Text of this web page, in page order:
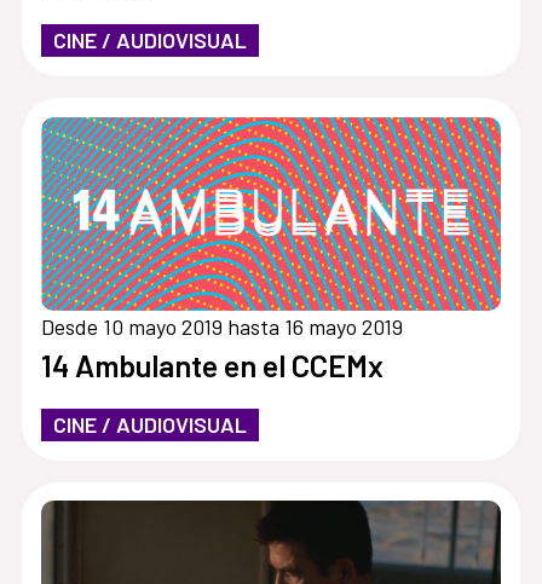
CINE / AUDIOVISUAL
Desde 10 mayo 2019 hasta 16 mayo 2019
14 Ambulante en el CCEMx
CINE / AUDIOVISUAL